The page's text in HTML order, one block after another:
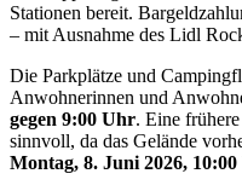
Stationen bereit.
– mit Ausnahme des Lidl
Die Parkplätze und
Anwohnerinnen und
gegen 9:00 Uhr. Eine
sinnvoll, da das Gelände
Montag, 8. Juni 2026,